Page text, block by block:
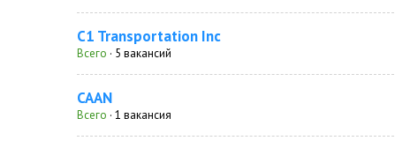
C1 Transportation Inc
Всего · 5 вакансий
CAAN
Всего · 1 вакансия